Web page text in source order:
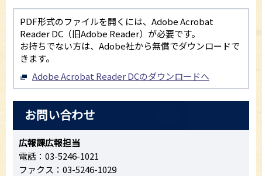
PDF形式のファイルを開くには、Adobe Acrobat
Reader DC（旧Adobe Reader）が必要です。
お持ちでない方は、Adobe社から無償でダウンロードで
きます。
Adobe Acrobat Reader DCのダウンロードへ
お問い合わせ
広報課広報担当
電話：03-5246-1021
ファクス：03-5246-1029